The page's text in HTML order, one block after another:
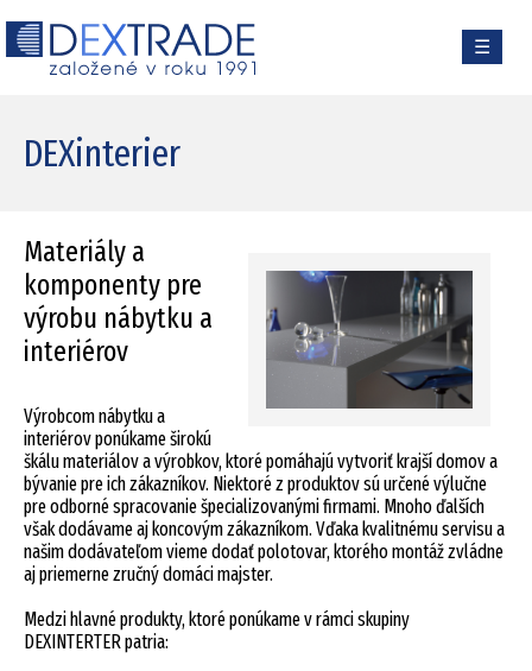
☰
DEXinterier
Materiály a
komponenty pre
výrobu nábytku a
interiérov
Výrobcom nábytku a
interiérov ponúkame širokú
škálu materiálov a výrobkov, ktoré pomáhajú vytvoriť krajší domov a
bývanie pre ich zákazníkov. Niektoré z produktov sú určené výlučne
pre odborné spracovanie špecializovanými firmami. Mnoho ďalších
však dodávame aj koncovým zákazníkom. Vďaka kvalitnému servisu a
našim dodávateľom vieme dodať polotovar, ktorého montáž zvládne
aj priemerne zručný domáci majster.
Medzi hlavné produkty, ktoré ponúkame v rámci skupiny
DEXINTERTER patria: